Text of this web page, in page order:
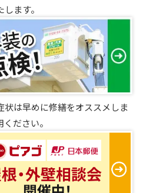
ます。
は早めに修繕をオススメしま
ださい。